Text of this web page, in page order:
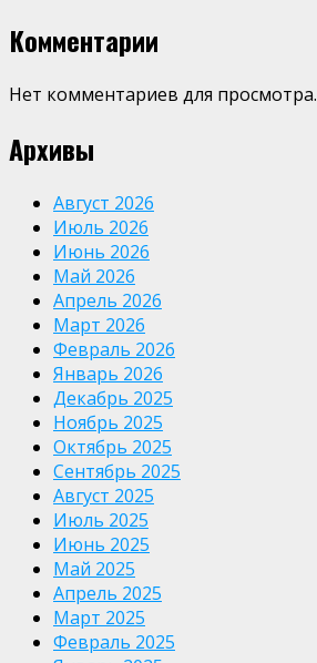
Комментарии
Нет комментариев для просмотра.
Архивы
Август 2026
Июль 2026
Июнь 2026
Май 2026
Апрель 2026
Март 2026
Февраль 2026
Январь 2026
Декабрь 2025
Ноябрь 2025
Октябрь 2025
Сентябрь 2025
Август 2025
Июль 2025
Июнь 2025
Май 2025
Апрель 2025
Март 2025
Февраль 2025